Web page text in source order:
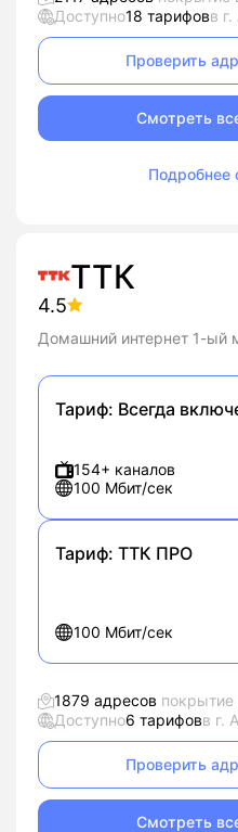
Доступно18 тарифовв
Проверить
Смотреть
Подробнее
ТТК
4.5
Домашний интернет 1-ый
Тариф: Всегда
154+ каналов
100 Мбит/сек
Тариф: ТТК ПРО
100 Мбит/сек
1879 адресов покрытие
Доступно6 тарифовв г.
Проверить
Смотреть